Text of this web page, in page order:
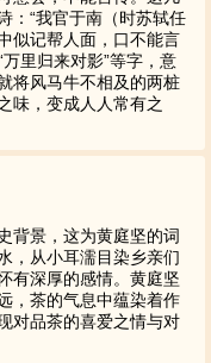
：“我官于南（时苏轼任
似记帮人面，口不能言
里归来对影”等字，意
将风马牛不相及的两桩
味，变成人人常有之
景，这为黄庭坚的词
，从小耳濡目染乡亲们
有深厚的感情。黄庭坚
，茶的气息中蕴染着作
对品茶的喜爱之情与对